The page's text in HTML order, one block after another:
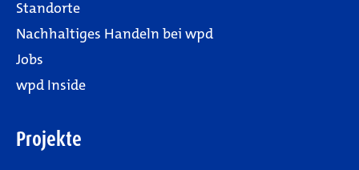
Standorte
Nachhaltiges Handeln bei wpd
Jobs
wpd Inside
Projekte